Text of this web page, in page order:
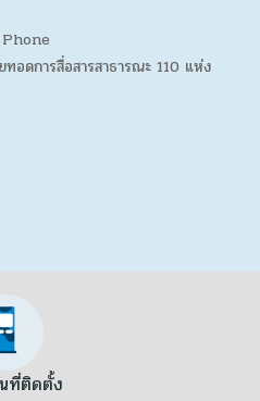
ทอดการสื่อสารสาธารณะ 110 แห่ง
ที่ติดตั้ง